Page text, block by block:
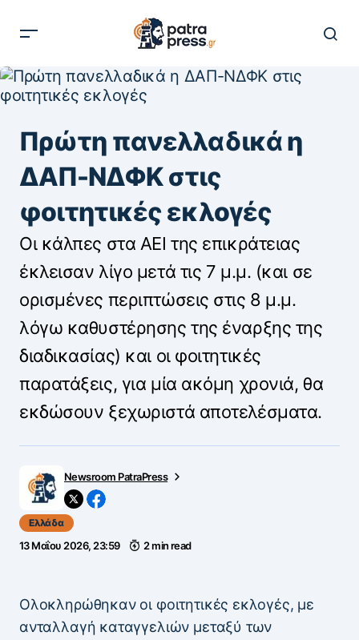
Πρώτη πανελλαδικά η
ΔΑΠ-ΝΔΦΚ στις
φοιτητικές εκλογές
Οι κάλπες στα ΑΕΙ της επικράτειας
έκλεισαν λίγο μετά τις 7 μ.μ. (και σε
ορισμένες περιπτώσεις στις 8 μ.μ.
λόγω καθυστέρησης της έναρξης της
διαδικασίας) και οι φοιτητικές
παρατάξεις, για μία ακόμη χρονιά, θα
εκδώσουν ξεχωριστά αποτελέσματα.
Newsroom PatraPress
Ελλάδα
13 Μαΐου 2026, 23:59 2 min read
Ολοκληρώθηκαν οι φοιτητικές εκλογές, με
ανταλλαγή καταγγελιών μεταξύ των